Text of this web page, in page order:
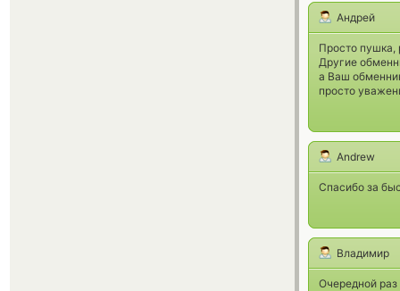
Андрей
Просто пушка,
Другие
а Ваш
просто
Andrew
Спасибо за
Владимир
Очередной